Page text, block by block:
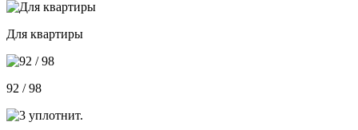
Для квартиры
92 / 98